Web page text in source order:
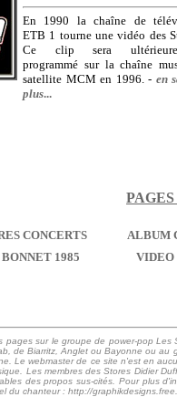
En 1990 la chaîne de
ETB 1 tourne une vidéo des
Ce clip sera
programmé sur la chaîne
satellite MCM en 1996. - en
plus...
CONCERTS
ALBUM
1985
VIDEO
pages sur le groupe de power-pop
de Biarritz, Anglet ou Bayonne ou au
Le webmaster de ce site n'est en
Les membres des Stores Didier
des propos sus-cités. Pour plus
du chanteur : http://